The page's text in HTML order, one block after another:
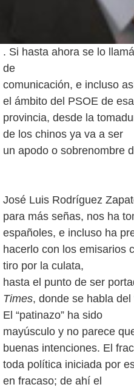
. Si hasta ahora se lo
de
comunicación, e incluso
el ámbito del PSOE de esa
provincia, desde la
de los chinos ya va a ser
un apodo o sobrenombre
José Luis Rodríguez
para más señas, nos ha
españoles, e incluso ha
hacerlo con los emisarios
tiro por la culata,
hasta el punto de ser
Times, donde se habla del
El “patinazo” ha sido
mayúsculo y no parece
buenas intenciones. El
toda política iniciada por
en fracaso; de ahí el